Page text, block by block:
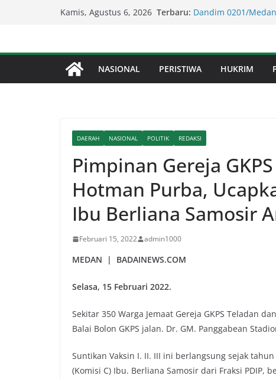
Kamis, Agustus 6, 2026 Terbaru: Perjudian Diduga
Lapor Pak Kapolres
Kapolda Sumut –
Penegakan Hukum
NASIONAL PERISTIWA HUKRIM
DAERAH NASIONAL POLITIK REDAKSI
Pimpinan Gereja
Hotman Purba,
Ibu Berliana Samosir
Februari 15, 2022 admin1000
MEDAN | BADAINEWS.COM
Selasa, 15 Februari 2022.
Sekitar 350 Warga Jemaat Gereja GKPS Teladan
Balai Bolon GKPS jalan. Dr. GM. Panggabean
Suntikan Vaksin I. II. III ini berlangsung sejak
(Komisi C) Ibu. Berliana Samosir dari Fraksi PDIP,